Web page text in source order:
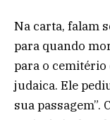
Na carta, falam
para quando
para o
judaica. Ele
sua passagem”.